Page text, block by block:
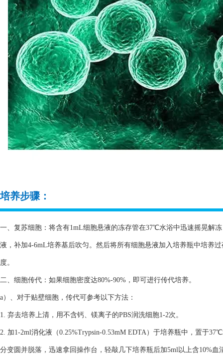
培养步骤：
一、复苏细胞：将含有1mL细胞悬液的冻存管在37℃水浴中迅速摇晃解
液，补加4-6mL培养基后吹匀。然后将所有细胞悬液加入培养瓶中培养
度。
二、细胞传代：如果细胞密度达80%-90%，即可进行传代培养。
a）、对于贴壁细胞，传代可参考以下方法：
1. 弃去培养上清，用不含钙、镁离子的PBS润洗细胞1-2次。
2. 加1-2ml消化液（0.25%Trypsin-0.53mM EDTA）于培养瓶中，置于
分变圆并脱落，迅速拿回操作台，轻敲几下培养瓶后加5ml以上含10%血